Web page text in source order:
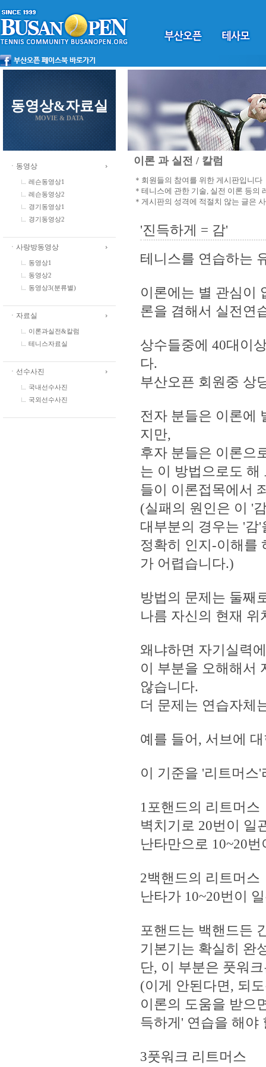
동영상&자료실
MOVIE & DATA
ㆍ동영상
레슨동영상1
레슨동영상2
경기동영상1
경기동영상2
ㆍ사랑방동영상
동영상1
동영상2
동영상3(분류별)
ㆍ자료실
이론과실전&칼럼
테니스자료실
ㆍ선수사진
국내선수사진
국외선수사진
이론 과 실전 / 칼럼
＊회원들의 참여를 위한 게시판입니다
＊테니스에 관한 기술, 실전 이론 등의
＊게시판의 성격에 적절치 않는 글은
'진득하게 = 감'
테니스를 연습하는
이론에는 별 관심이
론을 겸해서 실전연
상수들중에 40대이
다.
부산오픈 회원중 상
전자 분들은 이론에
지만,
후자 분들은 이론으
는 이 방법으로도 해
들이 이론접목에서
(실패의 원인은 이 '
대부분의 경우는 '감
정확히 인지-이해를
가 어렵습니다.)
방법의 문제는 둘째
나름 자신의 현재
왜냐하면 자기실력
이 부분을 오해해서
않습니다.
더 문제는 연습자체
예를 들어, 서브에
이 기준을 '리트머스
1포핸드의 리트머스
벽치기로 20번이 일
난타만으로 10~20
2백핸드의 리트머스
난타가 10~20번이
포핸드는 백핸드든
기본기는 확실히 완
단, 이 부분은 풋워
(이게 안된다면, 되
이론의 도움을 받으
득하게' 연습을 해야
3풋워크 리트머스